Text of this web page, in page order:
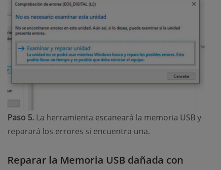
Paso 5. La herramienta escaneará la memoria USB y
reparará los errores si encuentra una.
Reparar la Memoria USB dañada con